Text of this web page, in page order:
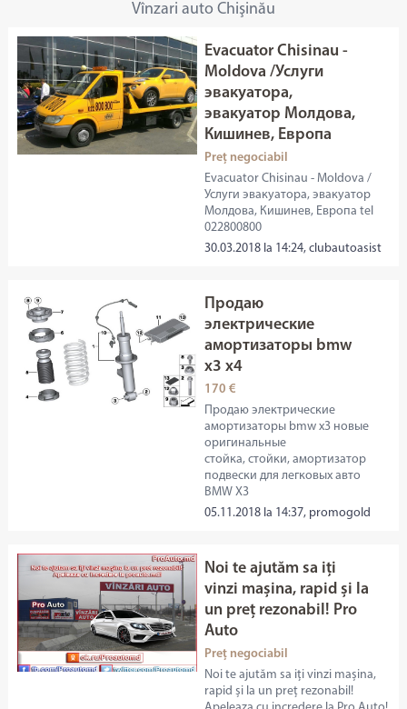
Vînzari auto Chişinău
Evacuator Chisinau -
Moldova /Услуги
эвакуатора,
эвакуатор Молдова,
Кишинев, Европа
Preț negociabil
Evacuator Chisinau - Moldova /
Услуги эвакуатора, эвакуатор
Молдова, Кишинев, Европа tel
022800800
30.03.2018 la 14:24, clubautoasist
Продаю
электрические
амортизаторы bmw
x3 x4
170 €
Продаю электрические
амортизаторы bmw x3 новые
оригинальные
стойка, стойки, амортизатор
подвески для легковых авто
BMW X3
05.11.2018 la 14:37, promogold
Noi te ajutăm sa iți
vinzi mașina, rapid și la
un preț rezonabil! Pro
Auto
Preț negociabil
Noi te ajutăm sa iți vinzi mașina,
rapid și la un preț rezonabil!